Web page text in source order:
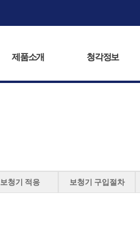
제품소개 청각정보
보청기 적응 보청기 구입절차